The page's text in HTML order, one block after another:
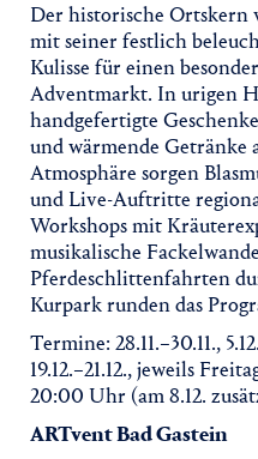
Der historische Ortskern
mit seiner festlich
Kulisse für einen
Adventmarkt. In urigen
handgefertigte
und wärmende Getränke
Atmosphäre sorgen
und Live-Auftritte
Workshops mit
musikalische
Pferdeschlittenfahrten
Kurpark runden das
Termine: 28.11.–30.11.,
19.12.–21.12., jeweils
20:00 Uhr (am 8.12.
ARTvent Bad Gastein